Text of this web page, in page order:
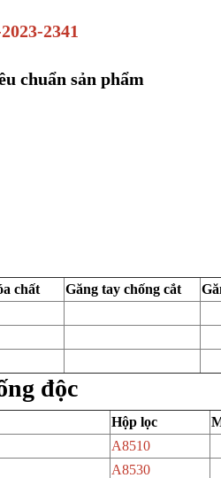
2341
chuẩn sản phẩm
chất Găng tay chống cắt
độc
Hộp lọc
A8510
A8530